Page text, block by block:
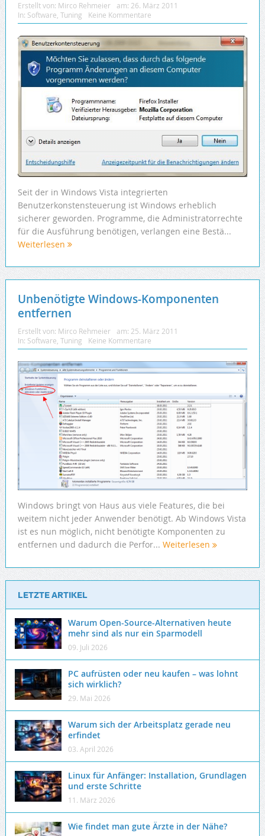
Erstellt von: Mirco Rehmeier am: 26. März 2011
In: Software Tuning Keine Kommentare
Seit der in Windows Vista integrierten
Benutzerkonstensteuerung ist Windows erheblich
sicherer geworden. Programme, die Administratorrechte
für die Ausführung benötigen, verlangen eine Bestä...
Weiterlesen
Unbenötigte Windows-Komponenten
entfernen
Erstellt von: Mirco Rehmeier am: 25. März 2011
In: Software Tuning Keine Kommentare
Windows bringt von Haus aus viele Features, die bei
weitem nicht jeder Anwender benötigt. Ab Windows Vista
ist es nun möglich, nicht benötigte Komponenten zu
entfernen und dadurch die Perfor... Weiterlesen
LETZTE ARTIKEL
Warum Open-Source-Alternativen heute
mehr sind als nur ein Sparmodell
09. Juli 2026
PC aufrüsten oder neu kaufen – was lohnt
sich wirklich?
29. Mai 2026
Warum sich der Arbeitsplatz gerade neu
erfindet
03. April 2026
Linux für Anfänger: Installation, Grundlagen
und erste Schritte
11. März 2026
Wie findet man gute Ärzte in der Nähe?